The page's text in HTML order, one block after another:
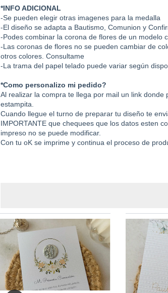
*INFO ADICIONAL
-Se pueden elegir otras imagenes para la medalla
-El diseño se adapta a Bautismo, Comunion y
-Podes combinar la corona de flores de un modelo
-Las coronas de flores no se pueden cambiar de
otros colores. Consultame
-La trama del papel telado puede variar según
*Como personalizo mi pedido?
Al realizar la compra te llega por mail un link donde
estampita.
Cuando llegue el turno de preparar tu diseño te
IMPORTANTE que chequees que los datos esten
impreso no se puede modificar.
Con tu oK se imprime y continua el proceso de